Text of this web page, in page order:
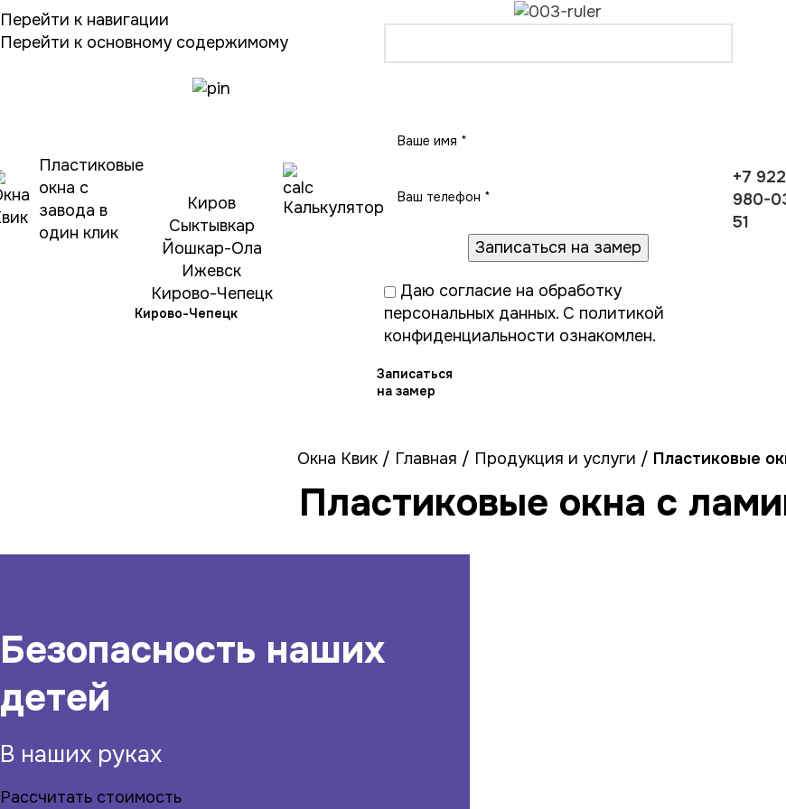
Перейти к навигации
Перейти к основному содержимому
Пластиковые
окна с
завода в
один клик
Киров
Сыктывкар
Йошкар-Ола
Ижевск
Кирово-Чепецк
Кирово-Чепецк
Калькулятор
Даю согласие на обработку
персональных данных. С политикой
конфиденциальности ознакомлен.
Записаться
на замер
+7
980-
51
Окна Квик/ Главная / Продукция и услуги / Пластиковые
Пластиковые окна с
Безопасность наших
детей
В наших руках
Рассчитать стоимость